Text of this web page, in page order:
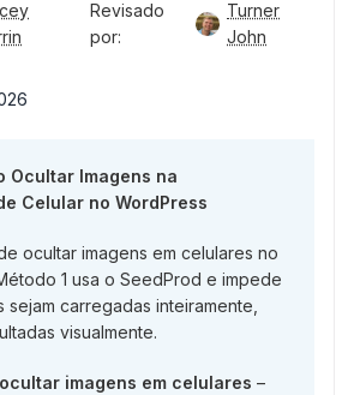
Revisado
por:
Turner
John
Ocultar Imagens na
Celular no WordPress
ocultar imagens em celulares no
1 usa o SeedProd e impede
sejam carregadas inteiramente,
visualmente.
imagens em celulares –